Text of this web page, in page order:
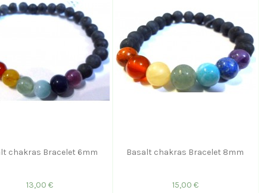
chakras Bracelet 6mm
13,00 €
Basalt chakras Bracelet 8mm
15,00 €